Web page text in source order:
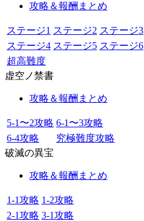
攻略＆報酬まとめ
ステージ1 ステージ2 ステージ3
ステージ4 ステージ5 ステージ6
超高難度
虚空ノ禁書
攻略＆報酬まとめ
5-1〜2攻略 6-1〜3攻略
6-4攻略
究極難度攻略
破滅の異宝
攻略＆報酬まとめ
1-1攻略 1-2攻略
2-1攻略 3-1攻略